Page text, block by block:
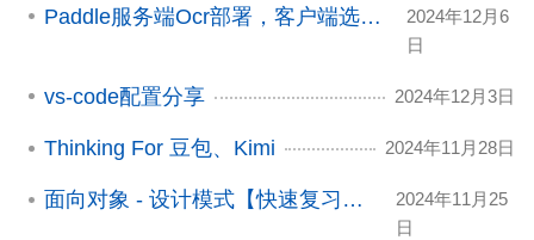
Paddle服务端Ocr部署，客户端选择复制
2024年12月6
日
vs-code配置分享 2024年12月3日
Thinking For 豆包、Kimi 2024年11月28日
面向对象 - 设计模式【快速复习版本】
2024年11月25
日